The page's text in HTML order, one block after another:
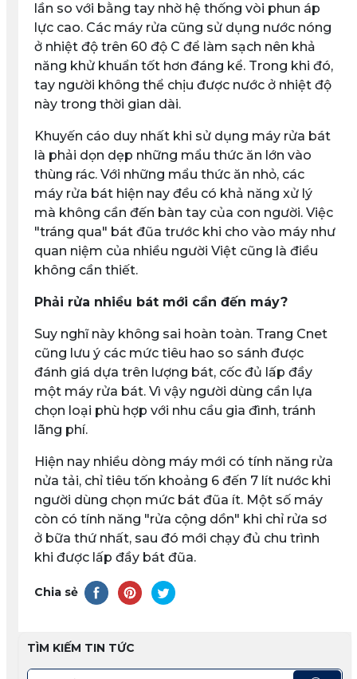
lần so với bằng tay nhờ hệ thống vòi phun áp
lực cao. Các máy rửa cũng sử dụng nước nóng
ở nhiệt độ trên 60 độ C để làm sạch nên khả
năng khử khuẩn tốt hơn đáng kể. Trong khi đó,
tay người không thể chịu được nước ở nhiệt độ
này trong thời gian dài.
Khuyến cáo duy nhất khi sử dụng máy rửa bát
là phải dọn dẹp những mẩu thức ăn lớn vào
thùng rác. Với những mẩu thức ăn nhỏ, các
máy rửa bát hiện nay đều có khả năng xử lý
mà không cần đến bàn tay của con người. Việc
"tráng qua" bát đũa trước khi cho vào máy như
quan niệm của nhiều người Việt cũng là điều
không cần thiết.
Phải rửa nhiều bát mới cần đến máy?
Suy nghĩ này không sai hoàn toàn. Trang Cnet
cũng lưu ý các mức tiêu hao so sánh được
đánh giá dựa trên lượng bát, cốc đủ lấp đầy
một máy rửa bát. Vì vậy người dùng cần lựa
chọn loại phù hợp với nhu cầu gia đình, tránh
lãng phí.
Hiện nay nhiều dòng máy mới có tính năng rửa
nửa tải, chỉ tiêu tốn khoảng 6 đến 7 lít nước khi
người dùng chọn mức bát đũa ít. Một số máy
còn có tính năng "rửa cộng dồn" khi chỉ rửa sơ
ở bữa thứ nhất, sau đó mới chạy đủ chu trình
khi được lấp đầy bát đũa.
Chia sẻ
TÌM KIẾM TIN TỨC